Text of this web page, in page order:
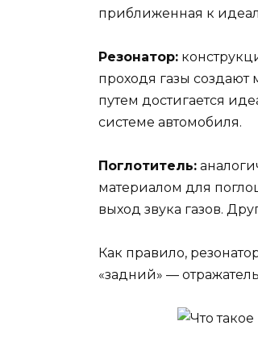
приближенная к
Резонатор:
проходя газы
путем достигается
системе автомобиля.
Поглотитель:
материалом для
выход звука газов.
Как правило,
«задний» —